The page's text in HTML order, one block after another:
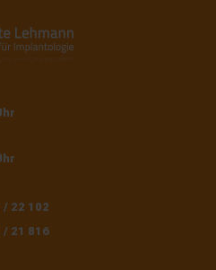
/ 22 102
/ 21 816